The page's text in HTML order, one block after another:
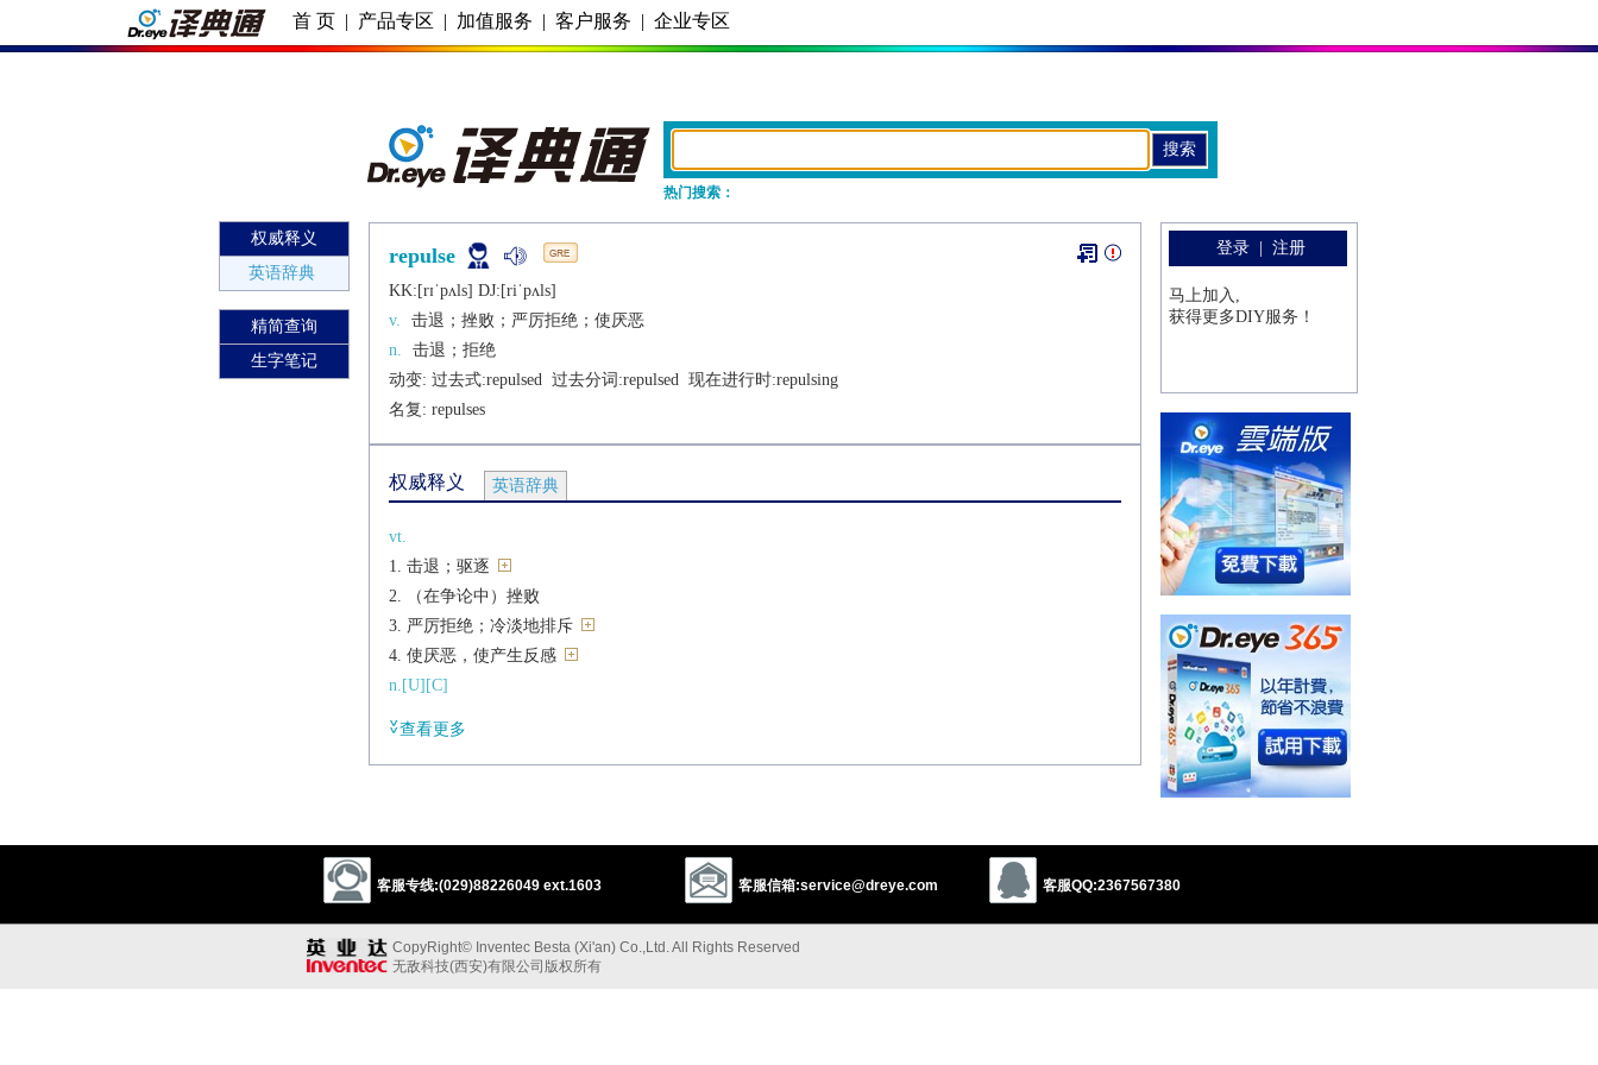
首 页 | 产品专区 | 加值服务 | 客户服务 | 企业专区
热门搜索：
权威释义
英语辞典
精简查询
生字笔记
repulse
KK:[rɪˈpʌls] DJ:[riˈpʌls]
v.
击退；挫败；严厉拒绝；使厌恶
n.
击退；拒绝
动变: 过去式:repulsed 过去分词:repulsed 现在进行时:repulsing
名复: repulses
权威释义 英语辞典
vt.
击退；驱逐
（在争论中）挫败
严厉拒绝；冷淡地排斥
使厌恶，使产生反感
n.[U][C]
以上来源于：《英汉大辞典》
v.
drive back (an attacking enemy) by force.
▸rebuff or refuse to accept.
查看更多
客服专线:(029)88226049 ext.1603 客服信箱:service@dreye.com 客服QQ:2367567380
CopyRight© Inventec Besta (Xi'an) Co.,Ltd. All Rights Reserved
无敌科技(西安)有限公司版权所有